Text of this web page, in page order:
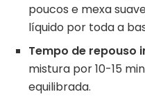
poucos e mexa
líquido por toda a
Tempo de repouso
mistura por 10-15
equilibrada.